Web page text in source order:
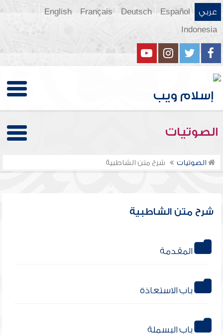
عربي Español
Deutsch
Français
English
Indonesia
الصوتيات
الصوتيات شرح متن الشاطبية
شرح متن الشاطبية
المقدمة
باب الاستعاذة
باب البسملة